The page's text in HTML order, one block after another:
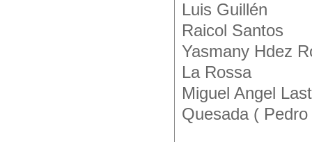
Luis Guillén
Raicol Santos
Yasmany Hdez
La Rossa
Miguel Angel
Quesada (